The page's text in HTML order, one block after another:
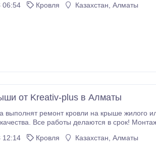
поверхностей металлических
06:54 Кровля Казахстан, Алматы
от Kreativ-plus в Алматы
выполнят ремонт кровли на крыше жилого
Все работы делаются в срок!
12:14
Кровля Казахстан, Алматы